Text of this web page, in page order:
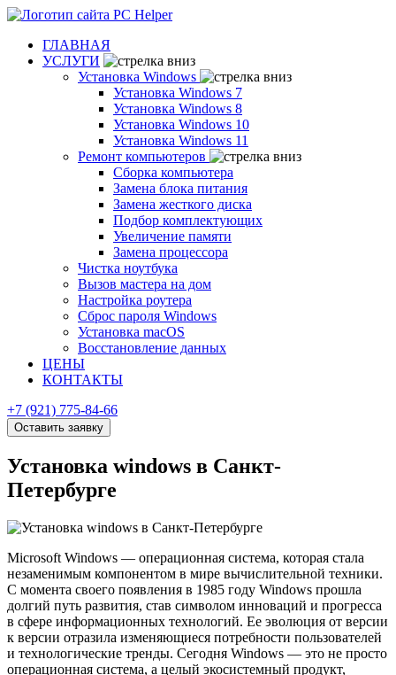
ГЛАВНАЯ
УСЛУГИ
Установка Windows
Установка Windows 7
Установка Windows 8
Установка Windows 10
Установка Windows 11
Ремонт компьютеров
Сборка компьютера
Замена блока питания
Замена жесткого диска
Подбор комплектующих
Увеличение памяти
Замена процессора
Чистка ноутбука
Вызов мастера на дом
Настройка роутера
Сброс пароля Windows
Установка macOS
Восстановление данных
ЦЕНЫ
КОНТАКТЫ
+7 (921) 775-84-66
Оставить заявку
Установка windows в Санкт-
Петербурге
Microsoft Windows — операционная система, которая стала
незаменимым компонентом в мире вычислительной техники.
С момента своего появления в 1985 году Windows прошла
долгий путь развития, став символом инноваций и прогресса
в сфере информационных технологий. Ее эволюция от версии
к версии отразила изменяющиеся потребности пользователей
и технологические тренды. Сегодня Windows — это не просто
операционная система, а целый экосистемный продукт,